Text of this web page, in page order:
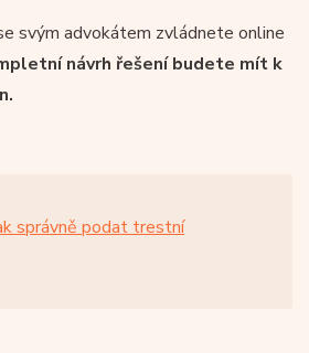
svým advokátem zvládnete online
návrh řešení budete mít k
správně podat trestní